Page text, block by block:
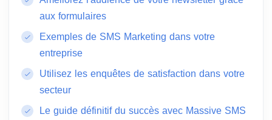
aux formulaires
Exemples de SMS Marketing dans votre
entreprise
Utilisez les enquêtes de satisfaction dans votre
secteur
Le guide définitif du succès avec Massive SMS